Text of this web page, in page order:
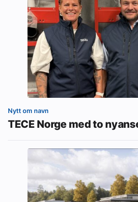
Nytt om navn
TECE Norge med to